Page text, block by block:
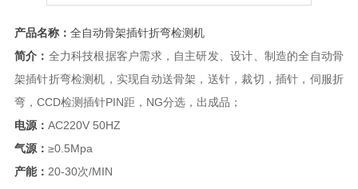
产品名称： 全自动骨架插针折弯检测机
简介： 全力科技根据客户需求，自主研发、设计、制造的全自动骨
架插针折弯检测机，实现自动送骨架，送针，裁切，插针，伺服折
弯，CCD检测插针PIN距，NG分选，出成品；
电源： AC220V 50HZ
气源： ≥0.5Mpa
产能： 20-30次/MIN